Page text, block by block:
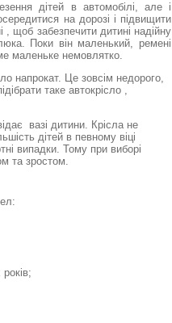
дітей в автомобілі, але і
на дорозі і підвищити
, щоб забезпечити дитині надійну
Поки він маленький, ремені
маленьке немовлятко.
напрокат. Це зовсім недорого,
таке автокрісло ,
вазі дитини. Крісла не
дітей в певному віці
випадки. Тому при виборі
та зростом.